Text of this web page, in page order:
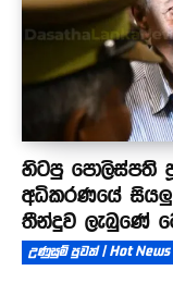
හිටපු පොලිස්පති
අධිකරණයේ
තීන්දුව ලැබුණේ
උණුසුම් පුවත් | Hot News